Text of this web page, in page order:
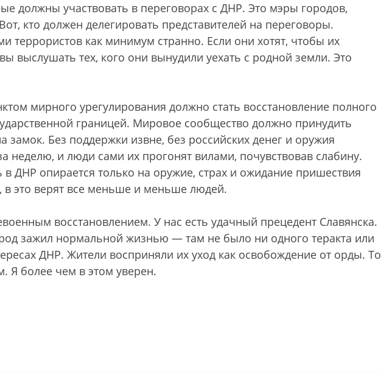
должны участвовать в переговорах с ДНР. Это мэры городов,
кто должен делегировать представителей на переговоры.
террористов как минимум странно. Если они хотят, чтобы их
выслушать тех, кого они вынудили уехать с родной земли. Это
мирного урегулирования должно стать восстановление полного
границей. Мировое сообщество должно принудить
замок. Без поддержки извне, без российских денег и оружия
неделю, и люди сами их прогонят вилами, почувствовав слабину.
в ДНР опирается только на оружие, страх и ожидание пришествия
в это верят все меньше и меньше людей.
восстановлением. У нас есть удачный прецедент Славянска.
зажил нормальной жизнью — там не было ни одного теракта или
ДНР. Жители восприняли их уход как освобождение от орды. То
Я более чем в этом уверен.